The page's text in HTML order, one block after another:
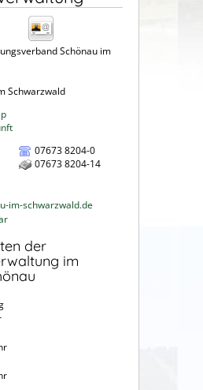
Schönau im
Schwarzwald
07673 8204-0
07673 8204-14
im-schwarzwald.de
der
im